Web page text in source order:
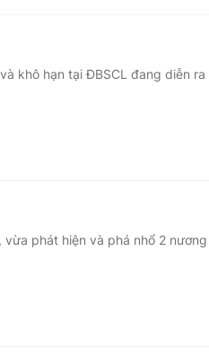
khô hạn tại ĐBSCL đang diễn ra
phát hiện và phá nhổ 2 nương